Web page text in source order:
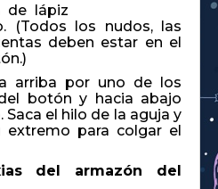
de lápiz
(Todos los nudos, las
deben estar en el
arriba por uno de los
botón y hacia abajo
el hilo de la aguja y
para colgar el
del armazón del